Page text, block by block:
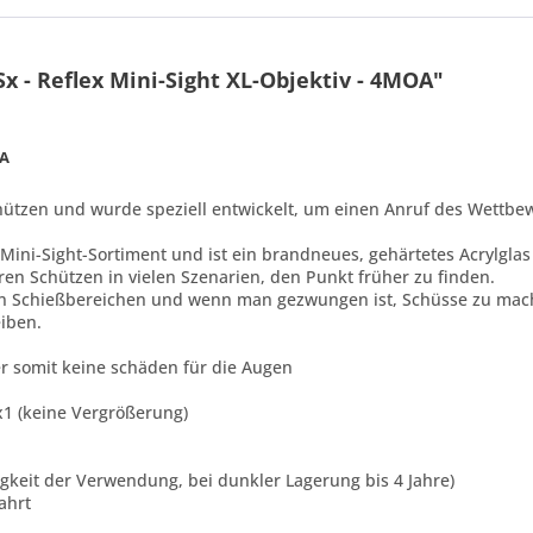
- Reflex Mini-Sight XL-Objektiv - 4MOA"
und wurde speziell entwickelt, um einen Anruf des
Sight-Sortiment und ist ein brandneues, gehärtetes
Schützen in vielen Szenarien, den Punkt früher zu finden.
Schießbereichen und wenn man gezwungen ist, Schüsse zu
somit keine schäden für die Augen
(keine Vergrößerung)
der Verwendung, bei dunkler Lagerung bis 4 Jahre)